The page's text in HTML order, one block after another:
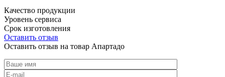
Качество продукции
Уровень сервиса
Срок изготовления
Оставить отзыв
Оставить отзыв на товар Апартадо